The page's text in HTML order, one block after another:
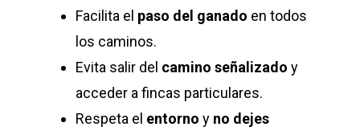
Facilita el paso del ganado en todos
los caminos.
Evita salir del camino señalizado y
acceder a fincas particulares.
Respeta el entorno y no dejes